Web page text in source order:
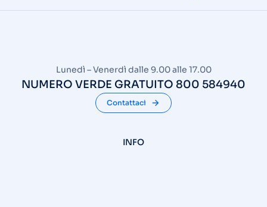
Lunedì – Venerdì dalle 9.00 alle 17.00
NUMERO VERDE GRATUITO 800 584940
Contattaci
INFO